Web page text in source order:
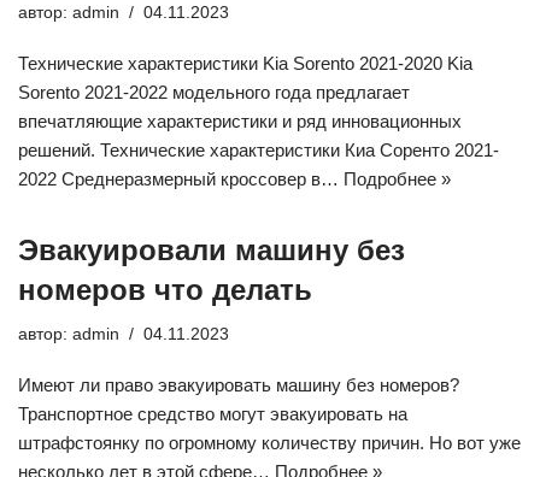
автор: admin 04.11.2023
Технические характеристики Kia Sorento 2021-2020 Kia
Sorento 2021-2022 модельного года предлагает
впечатляющие характеристики и ряд инновационных
решений. Технические характеристики Киа Соренто 2021-
2022 Среднеразмерный кроссовер в… Подробнее »
Эвакуировали машину без
номеров что делать
автор: admin 04.11.2023
Имеют ли право эвакуировать машину без номеров?
Транспортное средство могут эвакуировать на
штрафстоянку по огромному количеству причин. Но вот уже
несколько лет в этой сфере… Подробнее »